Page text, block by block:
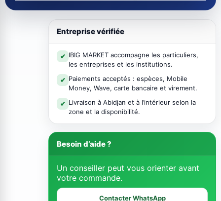
Entreprise vérifiée
✔ IBIG MARKET accompagne les particuliers,
les entreprises et les institutions.
✔ Paiements acceptés : espèces, Mobile
Money, Wave, carte bancaire et virement.
✔ Livraison à Abidjan et à l’intérieur selon la
zone et la disponibilité.
Besoin d’aide ?
Un conseiller peut vous orienter avant
votre commande.
Contacter WhatsApp